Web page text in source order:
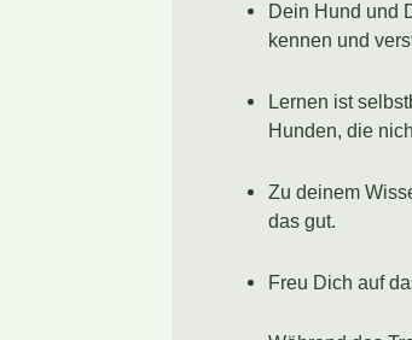
Dein Hund und
kennen und
Lernen ist
Hunden, die
Zu deinem
das gut.
Freu Dich auf